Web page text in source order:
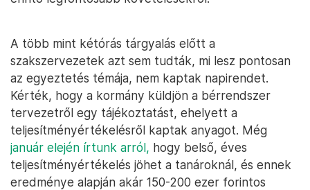
A több mint kétórás tárgyalás előtt a
szakszervezetek azt sem tudták, mi lesz pontosan
az egyeztetés témája, nem kaptak napirendet.
Kérték, hogy a kormány küldjön a bérrendszer
tervezetről egy tájékoztatást, ehelyett a
teljesítményértékelésről kaptak anyagot. Még
január elején írtunk arról, hogy belső, éves
teljesítményértékelés jöhet a tanároknál, és ennek
eredménye alapján akár 150-200 ezer forintos